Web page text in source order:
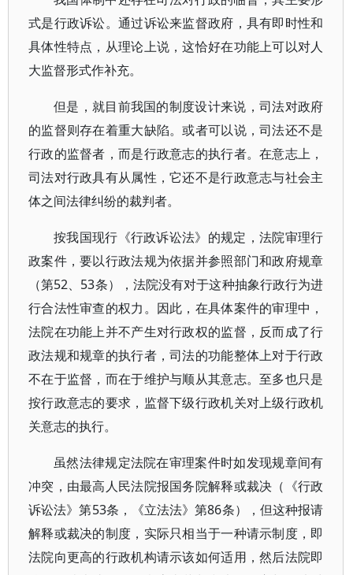
式是行政诉讼。通过诉讼来监督政府，具有即时性和
具体性特点，从理论上说，这恰好在功能上可以对人
大监督形式作补充。
但是，就目前我国的制度设计来说，司法对政府
的监督则存在着重大缺陷。或者可以说，司法还不是
行政的监督者，而是行政意志的执行者。在意志上，
司法对行政具有从属性，它还不是行政意志与社会主
体之间法律纠纷的裁判者。
按我国现行《行政诉讼法》的规定，法院审理行
政案件，要以行政法规为依据并参照部门和政府规章
（第52、53条），法院没有对于这种抽象行政行为进
行合法性审查的权力。因此，在具体案件的审理中，
法院在功能上并不产生对行政权的监督，反而成了行
政法规和规章的执行者，司法的功能整体上对于行政
不在于监督，而在于维护与顺从其意志。至多也只是
按行政意志的要求，监督下级行政机关对上级行政机
关意志的执行。
虽然法律规定法院在审理案件时如发现规章间有
冲突，由最高人民法院报国务院解释或裁决（《行政
诉讼法》第53条，《立法法》第86条），但这种报请
解释或裁决的制度，实际只相当于一种请示制度，即
法院向更高的行政机构请示该如何适用，然后法院即